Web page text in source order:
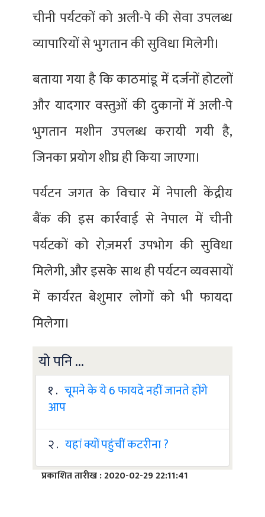
चीनी पर्यटकों को अली-पे की सेवा उपलब्ध
व्यापारियों से भुगतान की सुविधा मिलेगी।
बताया गया है कि काठमांडू में दर्जनों होटलों
और यादगार वस्तुओं की दुकानों में अली-पे
भुगतान मशीन उपलब्ध करायी गयी है,
जिनका प्रयोग शीघ्र ही किया जाएगा।
पर्यटन जगत के विचार में नेपाली केंद्रीय
बैंक की इस कार्रवाई से नेपाल में चीनी
पर्यटकों को रोज़मर्रा उपभोग की सुविधा
मिलेगी, और इसके साथ ही पर्यटन व्यवसायों
में कार्यरत बेशुमार लोगों को भी फायदा
मिलेगा।
यो पनि ...
१ . चूमने के ये 6 फायदे नहीं जानते होंगे
आप
२ . यहां क्यों पहुंचीं कटरीना ?
प्रकाशित तारीख : 2020-02-29 22:11:41